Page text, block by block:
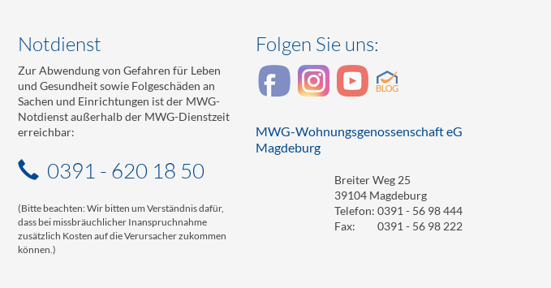
Notdienst
Zur Abwendung von Gefahren für Leben
und Gesundheit sowie Folgeschäden an
Sachen und Einrichtungen ist der MWG-
Notdienst außerhalb der MWG-Dienstzeit
erreichbar:
0391 - 620 18 50
(Bitte beachten: Wir bitten um Verständnis dafür,
dass bei missbräuchlicher Inanspruchnahme
zusätzlich Kosten auf die Verursacher zukommen
können.)
Folgen Sie uns:
MWG-Wohnungsgenossenschaft eG
Magdeburg
Breiter Weg 25
39104 Magdeburg
Telefon: 0391 - 56 98 444
Fax:
0391 - 56 98 222